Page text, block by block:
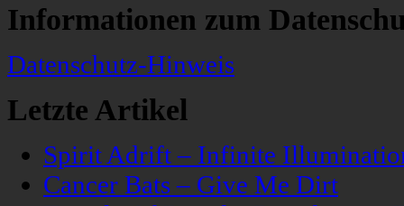
Informationen zum
Datenschutz-Hinweis
Letzte Artikel
Spirit Adrift – Infinite
Cancer Bats – Give Me Dirt